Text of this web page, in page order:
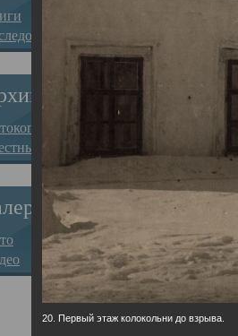
дел
ходы
20. Первый этаж колокольни до взрыва.